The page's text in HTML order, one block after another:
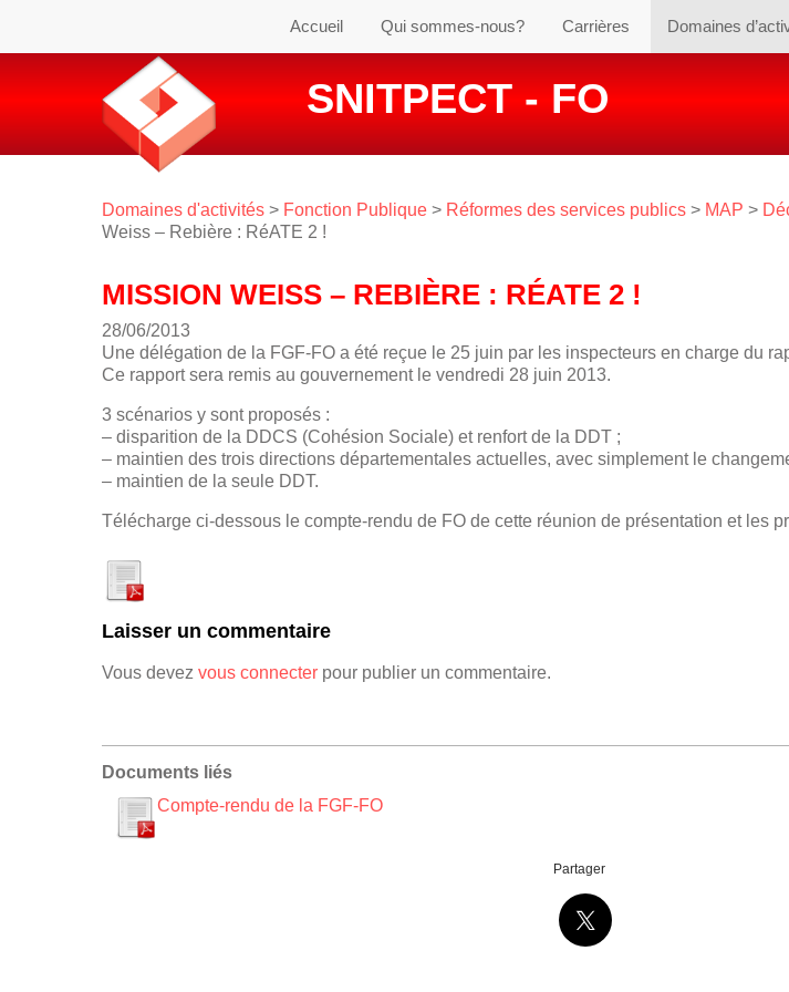
Accueil Qui sommes-nous? Carrières Domaines
SNITPECT - FO
Domaines d'activités > Fonction Publique > Réformes des services publics > MAP >
Weiss – Rebière : RéATE 2 !
MISSION WEISS – REBIÈRE : RÉATE 2 !
28/06/2013
Une délégation de la FGF-FO a été reçue le 25 juin par les inspecteurs en charge du
Ce rapport sera remis au gouvernement le vendredi 28 juin 2013.
3 scénarios y sont proposés :
– disparition de la DDCS (Cohésion Sociale) et renfort de la DDT ;
– maintien des trois directions départementales actuelles, avec simplement le
– maintien de la seule DDT.
Télécharge ci-dessous le compte-rendu de FO de cette réunion de présentation et les
Laisser un commentaire
Vous devez vous connecter pour publier un commentaire.
Documents liés
Compte-rendu de la FGF-FO
Partager